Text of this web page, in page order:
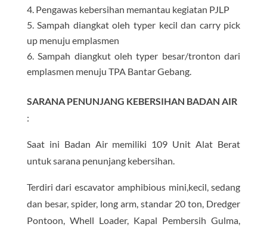
Pengawas kebersihan memantau kegiatan PJLP
Sampah diangkat oleh typer kecil dan carry pick
up menuju emplasmen
Sampah diangkut oleh typer besar/tronton dari
emplasmen menuju TPA Bantar Gebang.
SARANA PENUNJANG KEBERSIHAN BADAN AIR
:
Saat ini Badan Air memiliki 109 Unit Alat Berat
untuk sarana penunjang kebersihan.
Terdiri dari escavator amphibious mini,kecil, sedang
dan besar, spider, long arm, standar 20 ton, Dredger
Pontoon, Whell Loader, Kapal Pembersih Gulma,